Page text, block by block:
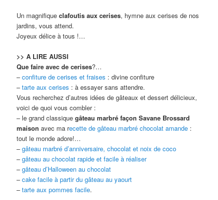
Un magnifiqueclafoutis aux cerises, hymne aux cerises de nos
jardins, vous attend.
Joyeux délice à tous !…
>> A LIRE AUSSI
Que faire avec de cerises?…
–confiture de cerises et fraises : divine confiture
–tarte aux cerises : à essayer sans attendre.
Vous recherchez d’autres idées de gâteaux et dessert délicieux,
voici de quoi vous combler :
– le grand classiquegâteau marbré façon Savane Brossard
maison avec ma recette de gâteau marbré chocolat amande :
tout le monde adore!…
–gâteau marbré d’anniversaire, chocolat et noix de coco
–gâteau au chocolat rapide et facile à réaliser
–gâteau d’Halloween au chocolat
–cake facile à partir du gâteau au yaourt
–tarte aux pommes facile.